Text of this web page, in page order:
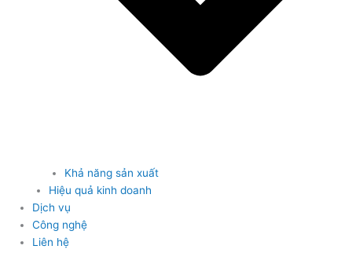
Khả năng sản xuất
Hiệu quả kinh doanh
Dịch vụ
Công nghệ
Liên hệ